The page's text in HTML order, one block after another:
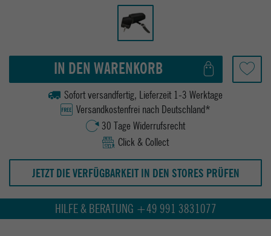
IN DEN WARENKORB
Sofort versandfertig, Lieferzeit 1-3 Werktage
Versandkostenfrei nach Deutschland*
30 Tage Widerrufsrecht
Click & Collect
JETZT DIE VERFÜGBARKEIT IN DEN STORES PRÜFEN
HILFE & BERATUNG +49 991 3831077